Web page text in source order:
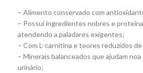
– Alimento conservado com
– Possui ingredientes nobres e
atendendo a paladares exigentes;
– Com L-carnitina e teores reduzidos
– Minerais balanceados que ajudam
urinário;